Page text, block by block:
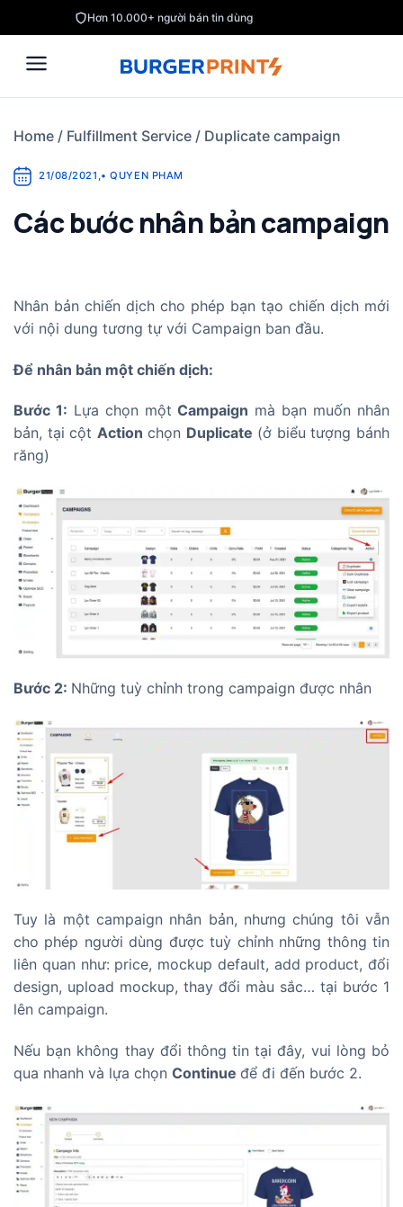
to
content
Hơn 10.000+ người bán tin dùng
Home / Fulfillment Service / Duplicate campaign
21/08/2021 ,• QUYEN PHAM
Các bước nhân bản campaign
Nhân bản chiến dịch cho phép bạn tạo chiến dịch mới
với nội dung tương tự với Campaign ban đầu.
Để nhân bản một chiến dịch:
Bước 1: Lựa chọn mộtCampaign mà bạn muốn nhân
bản, tại cột Action chọn Duplicate (ở biểu tượng bánh
răng)
Bước 2: Những tuỳ chỉnh trong campaign được nhân
Tuy là một campaign nhân bản, nhưng chúng tôi vẫn
cho phép người dùng được tuỳ chỉnh những thông tin
liên quan như: price, mockup default, add product, đổi
design, upload mockup, thay đổi màu sắc… tại bước 1
lên campaign.
Nếu bạn không thay đổi thông tin tại đây, vui lòng bỏ
qua nhanh và lựa chọn Continue để đi đến bước 2.